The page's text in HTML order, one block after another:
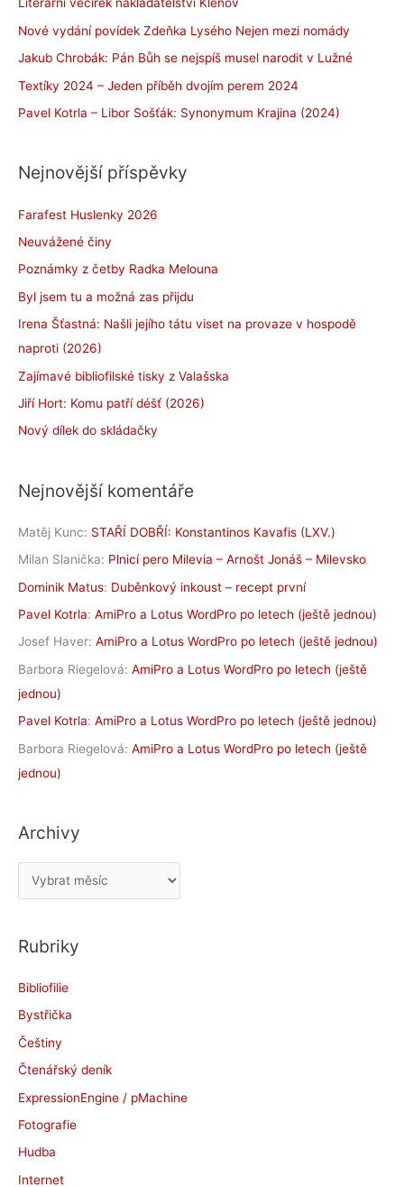
Literární večírek nakladatelství Klenov
Nové vydání povídek Zdeňka Lysého Nejen mezi nomády
Jakub Chrobák: Pán Bůh se nejspíš musel narodit v Lužné
Textíky 2024 – Jeden příběh dvojím perem 2024
Pavel Kotrla – Libor Sošťák: Synonymum Krajina (2024)
Nejnovější příspěvky
Farafest Huslenky 2026
Neuvážené činy
Poznámky z četby Radka Melouna
Byl jsem tu a možná zas přijdu
Irena Šťastná: Našli jejího tátu viset na provaze v hospodě
naproti (2026)
Zajímavé bibliofilské tisky z Valašska
Jiří Hort: Komu patří déšť (2026)
Nový dílek do skládačky
Nejnovější komentáře
Matěj Kunc: STAŘÍ DOBŘÍ: Konstantinos Kavafis (LXV.)
Milan Slanička: Plnicí pero Milevia – Arnošt Jonáš – Milevsko
Dominik Matus: Duběnkový inkoust – recept první
Pavel Kotrla: AmiPro a Lotus WordPro po letech (ještě jednou)
Josef Haver: AmiPro a Lotus WordPro po letech (ještě jednou)
Barbora Riegelová: AmiPro a Lotus WordPro po letech (ještě
jednou)
Pavel Kotrla: AmiPro a Lotus WordPro po letech (ještě jednou)
Barbora Riegelová: AmiPro a Lotus WordPro po letech (ještě
jednou)
Archivy
r
h
v
y
Rubriky
Bibliofilie
Bystřička
Češtiny
Čtenářský deník
ExpressionEngine / pMachine
Fotografie
Hudba
Internet